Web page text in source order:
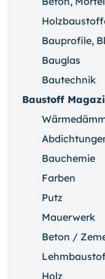
Bauprofile,
Bauglas
Bautechnik
Baustoff
Bauchemie
Farben
Putz
Mauerwerk
Beton /
Holz